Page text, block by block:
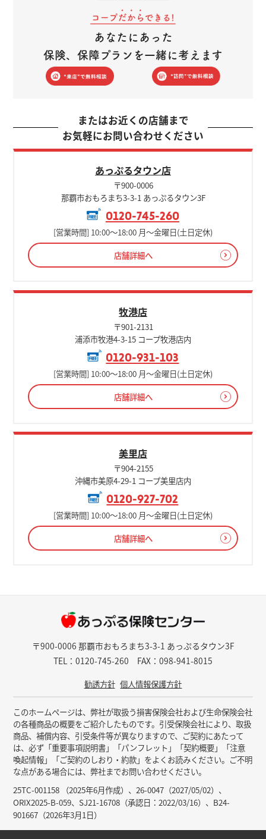
あなたにあった
保険、保障プランを一緒に考えます
またはお近くの店舗まで
お気軽にお問い合わせください
あっぷるタウン店
〒900-0006
那覇市おもろまち3-3-1 あっぷるタウン3F
0120-745-260
[営業時間] 10:00～18:00 月～金曜日(土日定休)
店舗詳細へ
牧港店
〒901-2131
浦添市牧港4-3-15 コープ牧港店内
0120-931-103
[営業時間] 10:00～18:00 月～金曜日(土日定休)
店舗詳細へ
美里店
〒904-2155
沖縄市美原4-29-1 コープ美里店内
0120-927-702
[営業時間] 10:00～18:00 月～金曜日(土日定休)
店舗詳細へ
〒900-0006 那覇市おもろまち3-3-1 あっぷるタウン3F
TEL：0120-745-260
FAX：098-941-8015
勧誘方針 個人情報保護方針
このホームページは、弊社が取扱う損害保険会社および生命保険会社
の各種商品の概要をご紹介したものです。引受保険会社により、取扱
商品、補償内容、引受条件等が異なりますので、ご契約にあたって
は、必ず「重要事項説明書」「パンフレット」「契約概要」「注意
喚起情報」「ご契約のしおり・約款」をよくお読みください。ご不明
な点がある場合には、弊社までお問い合わせください。
25TC-001158 （2025年6月作成）、26-0047（2027/05/02）、
ORIX2025-B-059、SJ21-16708（承認日：2022/03/16）、B24-
901667（2026年3月1日）